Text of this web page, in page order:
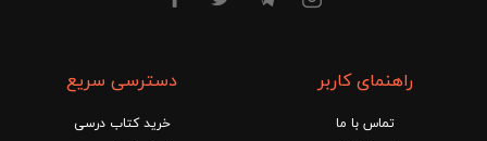
راهنمای کاربر
تماس با ما
دسترسی سریع
خرید کتاب درسی